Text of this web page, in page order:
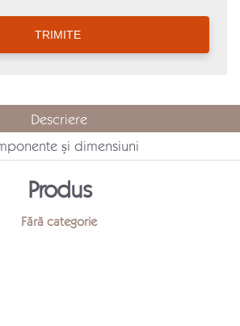
Descriere
și dimensiuni
Produs
Fără categorie